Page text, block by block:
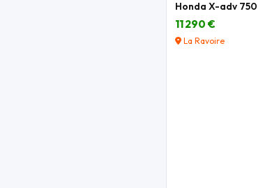
Honda X-adv 750
11 290 €
La Ravoire